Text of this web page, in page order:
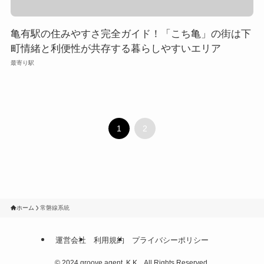
亀有駅の住みやすさ完全ガイド！「こち亀」の街は下
町情緒と利便性が共存する暮らしやすいエリア
最寄り駅
1 2
ホーム 常磐線系統
運営会社 利用規約 プライバシーポリシー